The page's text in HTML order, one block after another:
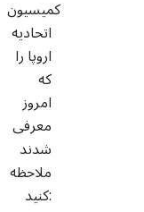
کمیسیون
اتحادیه
اروپا را
که
امروز
معرفی
شدند
ملاحظه
کنید: